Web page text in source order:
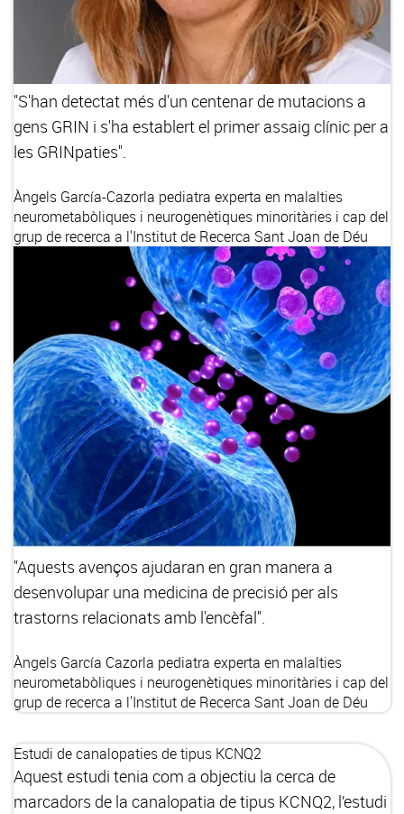
"S'han detectat més d'un centenar de mutacions a
gens GRIN i s'ha establert el primer assaig clínic per a
les GRINpaties".
Àngels García-Cazorla pediatra experta en malalties
neurometabòliques i neurogenètiques minoritàries i cap del
grup de recerca a l'Institut de Recerca Sant Joan de Déu
"Aquests avenços ajudaran en gran manera a
desenvolupar una medicina de precisió per als
trastorns relacionats amb l'encèfal".
Àngels García Cazorla pediatra experta en malalties
neurometabòliques i neurogenètiques minoritàries i cap del
grup de recerca a l'Institut de Recerca Sant Joan de Déu
Estudi de canalopaties de tipus KCNQ2
Aquest estudi tenia com a objectiu la cerca de
marcadors de la canalopatia de tipus KCNQ2, l’estudi